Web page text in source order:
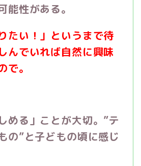
能性がある。
たい！」というまで待
んでいれば自然に興味
で。
める」ことが大切。 ”テ
の”と子どもの頃に感じ